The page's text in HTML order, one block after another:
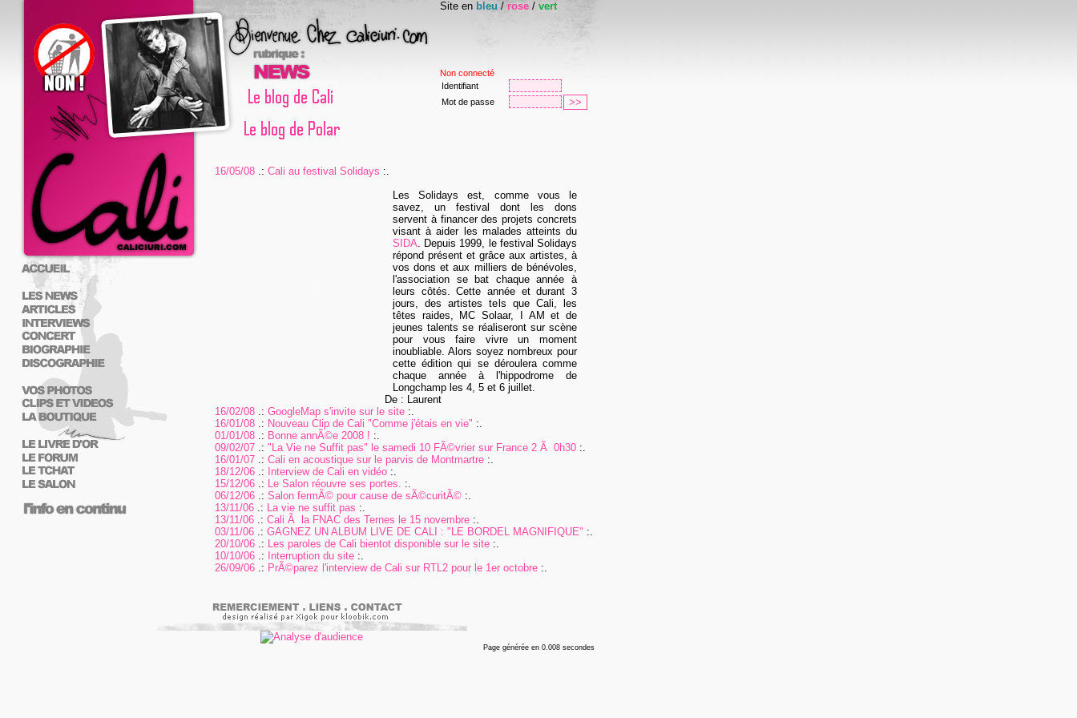
Site en bleu / rose / vert
Non connecté
Identifiant
Mot de passe
16/05/08 .: Cali au festival Solidays :.
Les Solidays est, comme vous le
savez, un festival dont les dons
servent à financer des projets concrets
visant à aider les malades atteints du
SIDA. Depuis 1999, le festival Solidays
répond présent et grâce aux artistes, à
vos dons et aux milliers de bénévoles,
l'association se bat chaque année à
leurs côtés. Cette année et durant 3
jours, des artistes tels que Cali, les
têtes raides, MC Solaar, I AM et de
jeunes talents se réaliseront sur scène
pour vous faire vivre un moment
inoubliable. Alors soyez nombreux pour
cette édition qui se déroulera comme
chaque année à l'hippodrome de
Longchamp les 4, 5 et 6 juillet.
De : Laurent
16/02/08 .: GoogleMap s'invite sur le site :.
16/01/08 .: Nouveau Clip de Cali "Comme j'étais en vie" :.
01/01/08 .: Bonne annÃ©e 2008 ! :.
09/02/07 .: "La Vie ne Suffit pas" le samedi 10 FÃ©vrier sur France 2 Ã 0h30 :.
16/01/07 .: Cali en acoustique sur le parvis de Montmartre :.
18/12/06 .: Interview de Cali en vidéo :.
15/12/06 .: Le Salon réouvre ses portes. :.
06/12/06 .: Salon fermÃ© pour cause de sÃ©curitÃ© :.
13/11/06 .: La vie ne suffit pas :.
13/11/06 .: Cali Ã la FNAC des Ternes le 15 novembre :.
03/11/06 .: GAGNEZ UN ALBUM LIVE DE CALI : "LE BORDEL MAGNIFIQUE" :.
20/10/06 .: Les paroles de Cali bientot disponible sur le site :.
10/10/06 .: Interruption du site :.
26/09/06 .: PrÃ©parez l'interview de Cali sur RTL2 pour le 1er octobre :.
Page générée en 0.008 secondes